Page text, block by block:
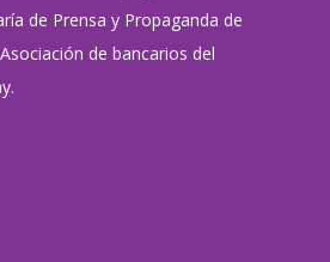
de Prensa y Propaganda de
de bancarios del